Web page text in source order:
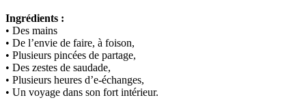
Ingrédients :
• Des mains
• De l’envie de faire, à foison,
• Plusieurs pincées de partage,
• Des zestes de saudade,
• Plusieurs heures d’e-échanges,
• Un voyage dans son fort intérieur.